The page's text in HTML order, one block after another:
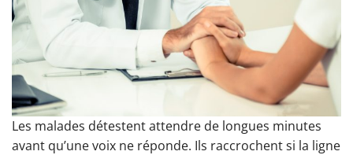
Les malades détestent attendre de longues minutes
avant qu’une voix ne réponde. Ils raccrochent si la ligne